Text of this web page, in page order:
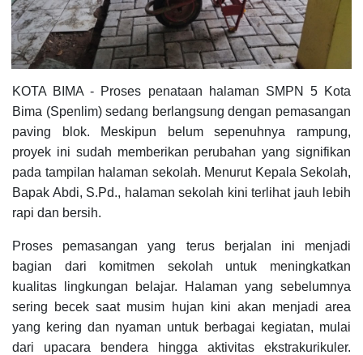
KOTA BIMA - Proses penataan halaman SMPN 5 Kota
Bima (Spenlim) sedang berlangsung dengan pemasangan
paving blok. Meskipun belum sepenuhnya rampung,
proyek ini sudah memberikan perubahan yang signifikan
pada tampilan halaman sekolah. Menurut Kepala Sekolah,
Bapak Abdi, S.Pd., halaman sekolah kini terlihat jauh lebih
rapi dan bersih.
Proses pemasangan yang terus berjalan ini menjadi
bagian dari komitmen sekolah untuk meningkatkan
kualitas lingkungan belajar. Halaman yang sebelumnya
sering becek saat musim hujan kini akan menjadi area
yang kering dan nyaman untuk berbagai kegiatan, mulai
dari upacara bendera hingga aktivitas ekstrakurikuler.